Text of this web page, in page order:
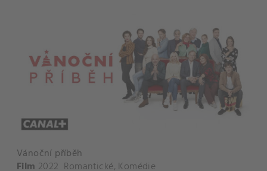
Vánoční příběh
Film 2022 Romantické, Komédie